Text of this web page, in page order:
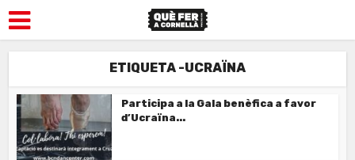
ETIQUETA -UCRAÏNA
Participa a la Gala benèfica a favor
d’Ucraïna...